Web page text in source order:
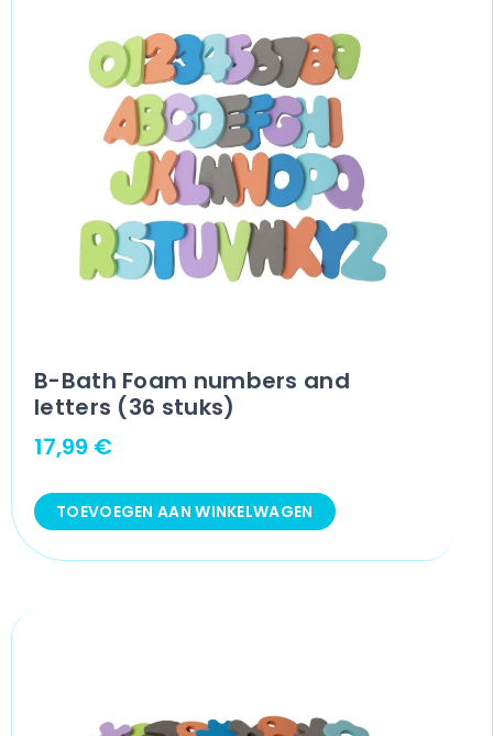
B-Bath Foam numbers and
letters (36 stuks)
17,99 €
TOEVOEGEN AAN WINKELWAGEN